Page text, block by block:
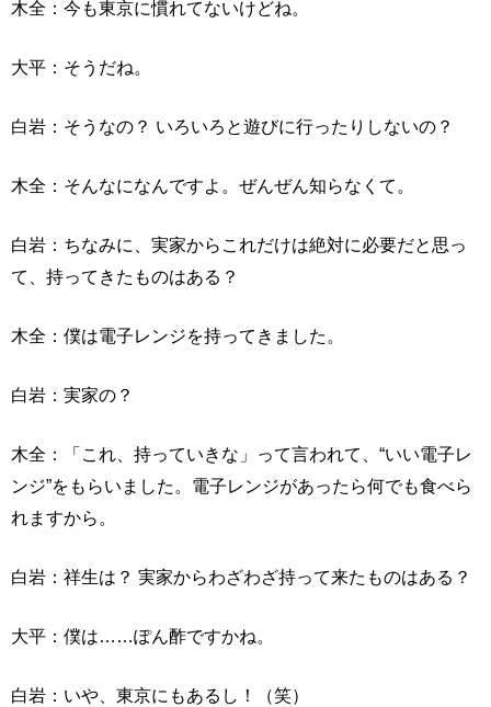
木全：今も東京に慣れてないけどね。
大平：そうだね。
白岩：そうなの？ いろいろと遊びに行ったりしないの？
木全：そんなになんですよ。ぜんぜん知らなくて。
白岩：ちなみに、実家からこれだけは絶対に必要だと思っ
て、持ってきたものはある？
木全：僕は電子レンジを持ってきました。
白岩：実家の？
木全：「これ、持っていきな」って言われて、“いい電子レ
ンジ”をもらいました。電子レンジがあったら何でも食べら
れますから。
白岩：祥生は？ 実家からわざわざ持って来たものはある？
大平：僕は……ぽん酢ですかね。
白岩：いや、東京にもあるし！（笑）